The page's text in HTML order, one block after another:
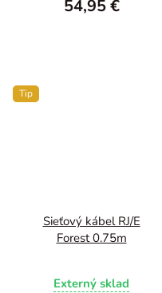
54,95 €
Tip
Sieťový kábel RJ/E
Forest 0.75m
Externý sklad